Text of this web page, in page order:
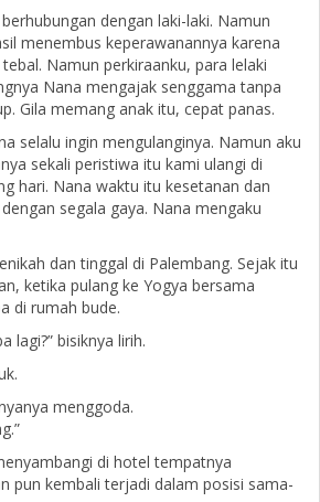
dengan laki-laki. Namun
menembus keperawanannya karena
Namun perkiraanku, para lelaki
Nana mengajak senggama tanpa
Gila memang anak itu, cepat panas.
selalu ingin mengulanginya. Namun aku
sekali peristiwa itu kami ulangi di
hari. Nana waktu itu kesetanan dan
segala gaya. Nana mengaku
dan tinggal di Palembang. Sejak itu
ketika pulang ke Yogya bersama
di rumah bude.
lagi?” bisiknya lirih.
menggoda.
di hotel tempatnya
pun kembali terjadi dalam posisi sama-